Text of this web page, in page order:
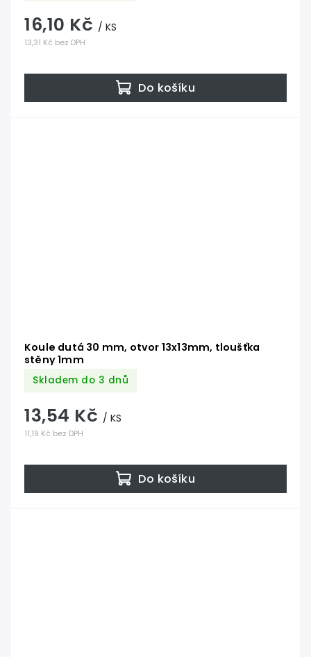
13,31 Kč bez DPH
16,10 Kč / KS
Do košíku
Koule dutá 30 mm, otvor 13x13mm, tloušťka
stěny 1mm
Skladem do 3 dnů
11,19 Kč bez DPH
13,54 Kč / KS
Do košíku